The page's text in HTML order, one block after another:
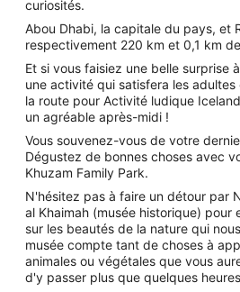
curiosités.
Abou Dhabi, la capitale du pays, et
respectivement 220 km et 0,1 km
Et si vous faisiez une belle surprise
une activité qui satisfera les adultes
la route pour Activité ludique
un agréable après-midi !
Vous souvenez-vous de votre
Dégustez de bonnes choses avec
Khuzam Family Park.
N'hésitez pas à faire un détour par
al Khaimah (musée historique) pour
sur les beautés de la nature qui
musée compte tant de choses à
animales ou végétales que vous
d'y passer plus que quelques